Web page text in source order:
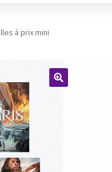
à prix mini